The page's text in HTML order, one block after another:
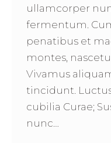
ullamcorper
fermentum.
penatibus et
montes,
Vivamus
tincidunt.
cubilia Curae;
nunc…